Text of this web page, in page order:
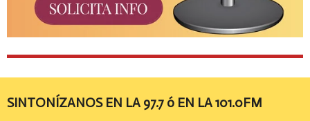
SINTONÍZANOS EN LA 97.7 ó EN LA 101.0FM